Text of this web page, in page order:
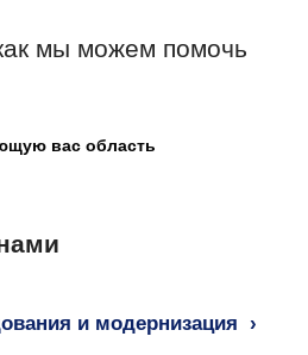
мы можем помочь
вас область
и модернизация